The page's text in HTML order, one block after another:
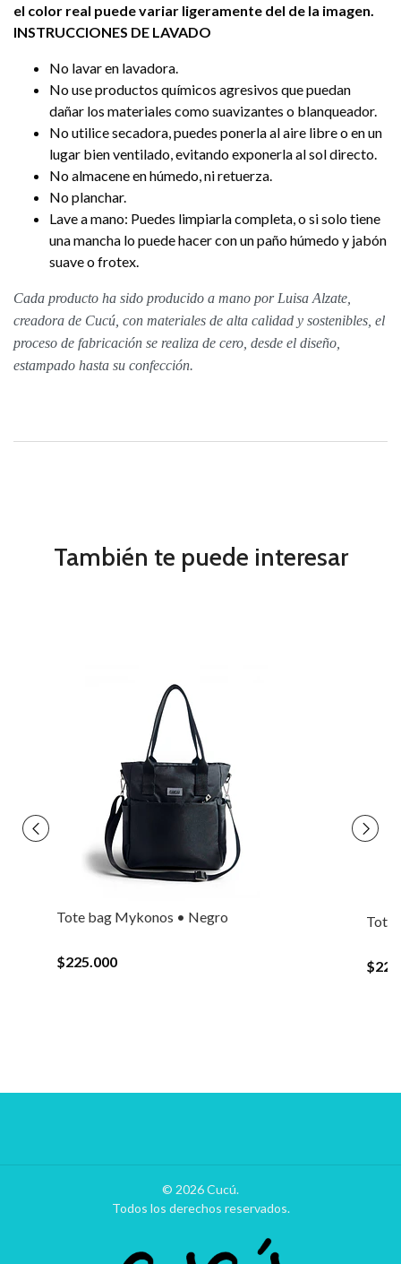
el color real puede variar ligeramente del de la imagen.
INSTRUCCIONES DE LAVADO
No lavar en lavadora.
No use productos químicos agresivos que puedan
dañar los materiales como suavizantes o blanqueador.
No utilice secadora, puedes ponerla al aire libre o en un
lugar bien ventilado, evitando exponerla al sol directo.
No almacene en húmedo, ni retuerza.
No planchar.
Lave a mano: Puedes limpiarla completa, o si solo tiene
una mancha lo puede hacer con un paño húmedo y jabón
suave o frotex.
Cada producto ha sido producido a mano por Luisa Alzate,
creadora de Cucú, con materiales de alta calidad y sostenibles, el
proceso de fabricación se realiza de cero, desde el diseño,
estampado hasta su confección.
También te puede interesar
Tote bag Mykonos • Negro
$225.000
Tote
© 2026 Cucú.
Todos los derechos reservados.